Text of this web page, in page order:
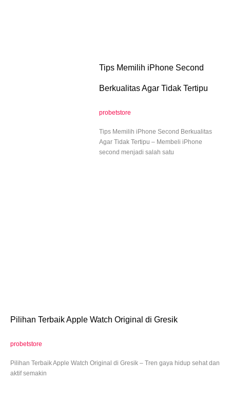
Tips Memilih iPhone Second
Berkualitas Agar Tidak Tertipu
probetstore
Tips Memilih iPhone Second Berkualitas
Agar Tidak Tertipu – Membeli iPhone
second menjadi salah satu
Pilihan Terbaik Apple Watch Original di Gresik
probetstore
Pilihan Terbaik Apple Watch Original di Gresik – Tren gaya hidup sehat dan
aktif semakin